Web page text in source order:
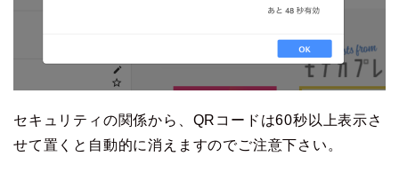
セキュリティの関係から、QRコードは60秒以上表示さ
せて置くと自動的に消えますのでご注意下さい。